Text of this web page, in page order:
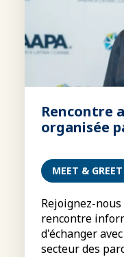
Rencontre
organisée
MEET & GREET
Rejoignez-
rencontre
d'échanger
secteur des